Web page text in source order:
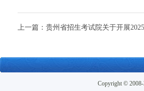
上一篇：贵州省招生考试院关于开展2025年高
Copyright ©